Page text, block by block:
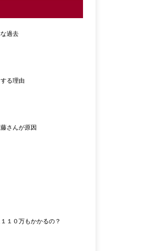
過去
る理由
さんが原因
１０万もかかるの？